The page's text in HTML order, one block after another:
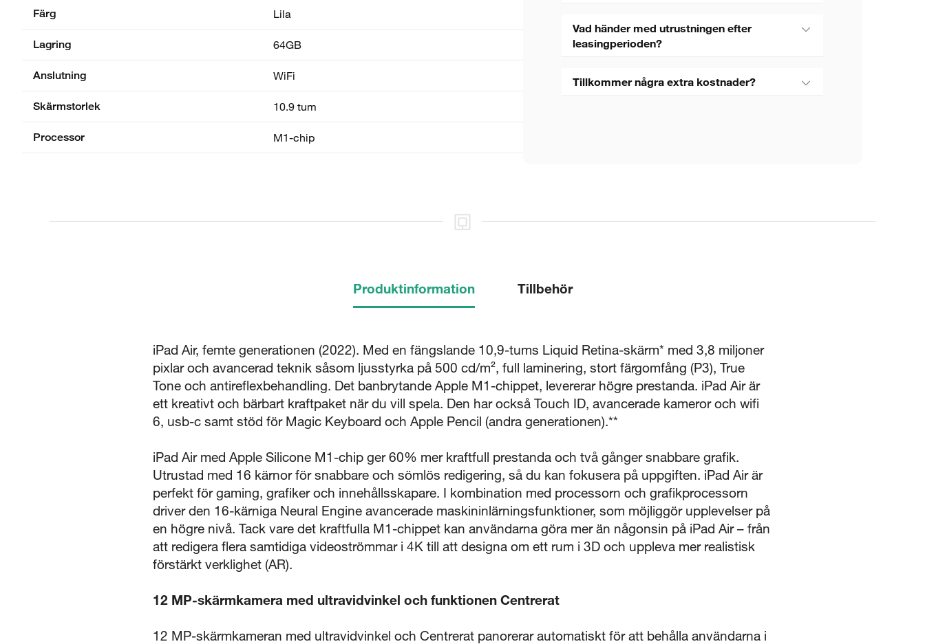
Färg Lila
Lagring 64GB
Anslutning WiFi
Skärmstorlek 10.9 tum
Processor M1-chip
Vad händer med utrustningen efter
leasingperioden?
Tillkommer några extra kostnader?
Produktinformation Tillbehör
iPad Air, femte generationen (2022). Med en fängslande 10,9-tums Liquid Retina-skärm* med 3,8 miljoner
pixlar och avancerad teknik såsom ljusstyrka på 500 cd/m², full laminering, stort färgomfång (P3), True
Tone och antireflexbehandling. Det banbrytande Apple M1-chippet, levererar högre prestanda. iPad Air är
ett kreativt och bärbart kraftpaket när du vill spela. Den har också Touch ID, avancerade kameror och wifi
6, usb-c samt stöd för Magic Keyboard och Apple Pencil (andra generationen).**
iPad Air med Apple Silicone M1-chip ger 60% mer kraftfull prestanda och två gånger snabbare grafik.
Utrustad med 16 kärnor för snabbare och sömlös redigering, så du kan fokusera på uppgiften. iPad Air är
perfekt för gaming, grafiker och innehållsskapare. I kombination med processorn och grafikprocessorn
driver den 16-kärniga Neural Engine avancerade maskininlärningsfunktioner, som möjliggör upplevelser på
en högre nivå. Tack vare det kraftfulla M1-chippet kan användarna göra mer än någonsin på iPad Air – från
att redigera flera samtidiga videoströmmar i 4K till att designa om ett rum i 3D och uppleva mer realistisk
förstärkt verklighet (AR).
12 MP-skärmkamera med ultravidvinkel och funktionen Centrerat
12 MP-skärmkameran med ultravidvinkel och Centrerat panorerar automatiskt för att behålla användarna i